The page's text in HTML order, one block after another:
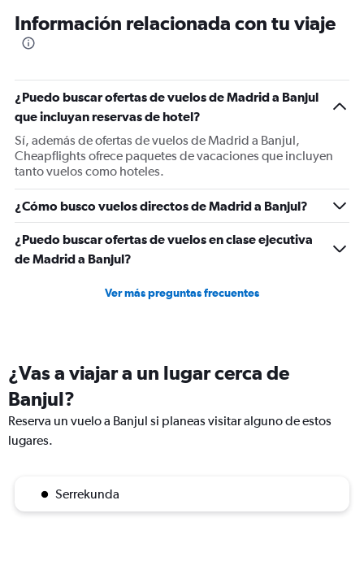
categories.
The
Y
axis
displaying
values.
Range:
0
900.
Información relacionada con tu viaje
¿Puedo buscar ofertas de vuelos de Madrid a Banjul
que incluyan reservas de hotel?
Sí, además de ofertas de vuelos de Madrid a Banjul,
Cheapflights ofrece paquetes de vacaciones que incluyen
tanto vuelos como hoteles.
¿Cómo busco vuelos directos de Madrid a Banjul?
¿Puedo buscar ofertas de vuelos en clase ejecutiva
de Madrid a Banjul?
Ver más preguntas frecuentes
¿Vas a viajar a un lugar cerca de
Banjul?
Reserva un vuelo a Banjul si planeas visitar alguno de estos
lugares.
Serrekunda